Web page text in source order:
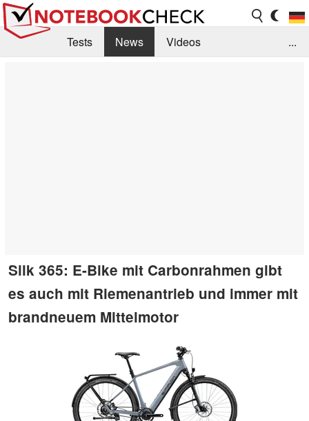
Tests News
Videos
...
Silk 365: E-Bike mit Carbonrahmen gibt
es auch mit Riemenantrieb und immer mit
brandneuem Mittelmotor